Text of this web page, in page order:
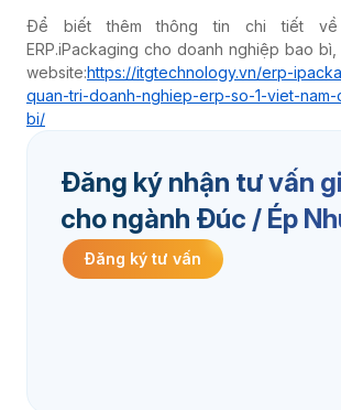
Để biết thêm thông tin chi tiết về
ERP.iPackaging cho doanh nghiệp bao
website:https://itgtechnology.vn/erp-
quan-tri-doanh-nghiep-erp-so-1-viet-
bi/
Đăng ký nhận tư vấn
cho ngành Đúc / Ép
Đăng ký tư vấn